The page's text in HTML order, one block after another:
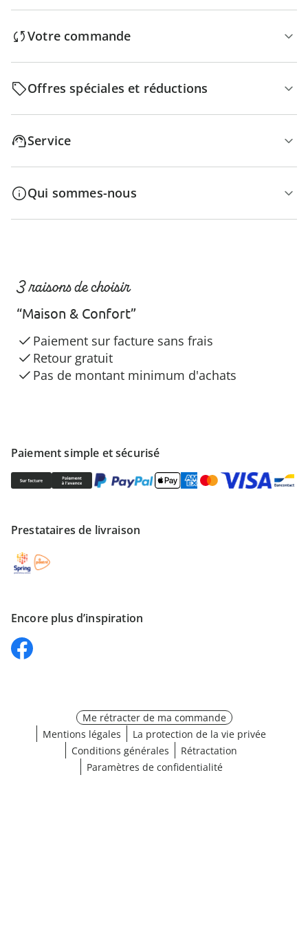
Votre commande
Offres spéciales et réductions
Service
Qui sommes-nous
Paiement simple et sécurisé
Prestataires de livraison
Encore plus d’inspiration
3 raisons de choisir
“Maison & Confort”
Paiement sur facture sans frais
Retour gratuit
Pas de montant minimum d'achats
Me rétracter de ma commande
Mentions légales
La protection de la vie privée
Conditions générales
Rétractation
Paramètres de confidentialité